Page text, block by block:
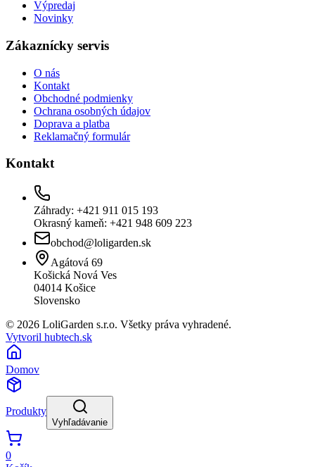
Výpredaj
Novinky
Zákaznícky servis
O nás
Kontakt
Obchodné podmienky
Ochrana osobných údajov
Doprava a platba
Reklamačný formulár
Kontakt
Záhrady: +421 911 015 193
Okrasný kameň: +421 948 609 223
obchod@loligarden.sk
Agátová 69
Košická Nová Ves
04014 Košice
Slovensko
© 2026 LoliGarden s.r.o. Všetky práva vyhradené.
Vytvoril hubtech.sk
Domov
Produkty
Vyhľadávanie
0